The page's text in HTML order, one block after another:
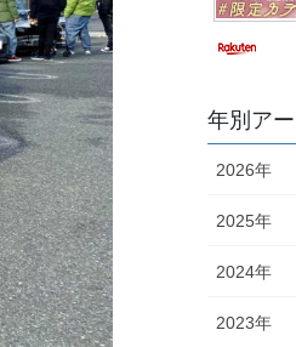
年別ア
2026年
2025年
2024年
2023年